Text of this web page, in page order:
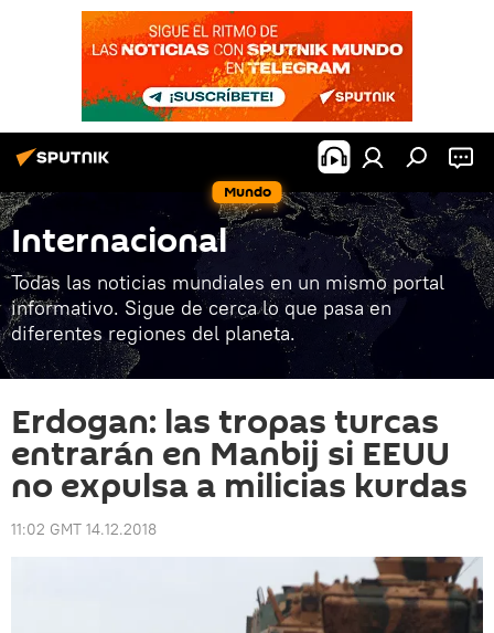
Mundo
Internacional
Todas las noticias mundiales en un mismo portal
informativo. Sigue de cerca lo que pasa en
diferentes regiones del planeta.
Erdogan: las tropas turcas
entrarán en Manbij si EEUU
no expulsa a milicias kurdas
11:02 GMT 14.12.2018